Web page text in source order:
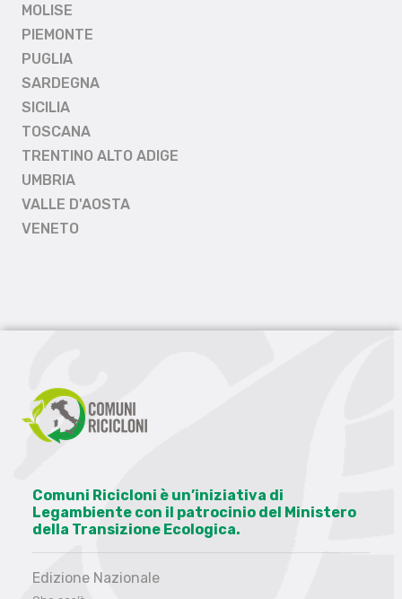
MOLISE
PIEMONTE
PUGLIA
SARDEGNA
SICILIA
TOSCANA
TRENTINO ALTO ADIGE
UMBRIA
VALLE D'AOSTA
VENETO
Comuni Ricicloni è un’iniziativa di
Legambiente con il patrocinio del Ministero
della Transizione Ecologica.
Edizione Nazionale